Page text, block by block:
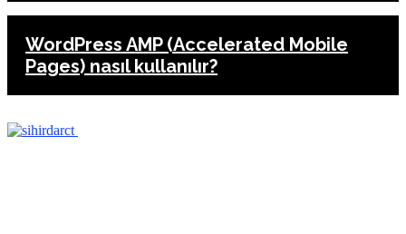
WordPress AMP (Accelerated Mobile
Pages) nasıl kullanılır?